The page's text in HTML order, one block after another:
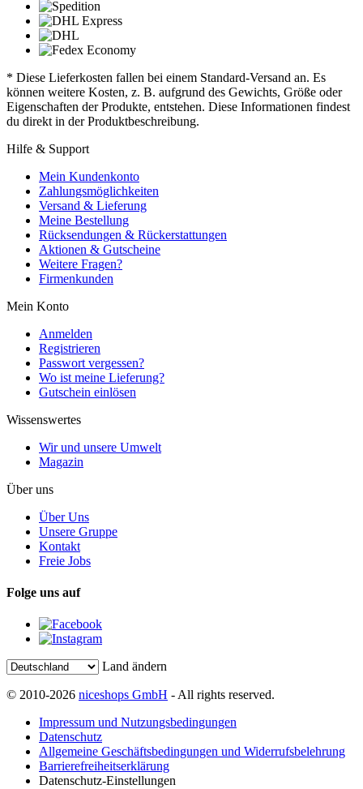
* Diese Lieferkosten fallen bei einem Standard-Versand an. Es
können weitere Kosten, z. B. aufgrund des Gewichts, Größe oder
Eigenschaften der Produkte, entstehen. Diese Informationen findest
du direkt in der Produktbeschreibung.
Hilfe & Support
Mein Kundenkonto
Zahlungsmöglichkeiten
Versand & Lieferung
Meine Bestellung
Rücksendungen & Rückerstattungen
Aktionen & Gutscheine
Weitere Fragen?
Firmenkunden
Mein Konto
Anmelden
Registrieren
Passwort vergessen?
Wo ist meine Lieferung?
Gutschein einlösen
Wissenswertes
Wir und unsere Umwelt
Magazin
Über uns
Über Uns
Unsere Gruppe
Kontakt
Freie Jobs
Folge uns auf
Land ändern
© 2010-2026 niceshops GmbH - All rights reserved.
Impressum und Nutzungsbedingungen
Datenschutz
Allgemeine Geschäftsbedingungen und Widerrufsbelehrung
Barrierefreiheitserklärung
Datenschutz-Einstellungen